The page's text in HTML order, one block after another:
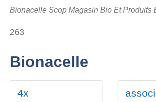
Bionacelle Scop Magasin Bio Et Produits
263
Bionacelle
4x